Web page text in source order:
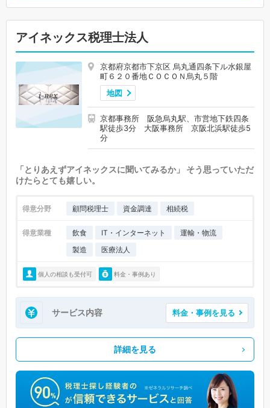
アイネックス税理士法人
京都府京都市下京区 烏丸通四条下ル水銀屋
町６２０番地ＣＯＣＯＮ烏丸５階
地図
京都事務所 阪急烏丸駅、市営地下鉄四条
駅徒歩3分 大阪事務所 京阪北浜駅徒歩5
分
「とりあえずアイネックスに聞いてみるか」 そう思っていただ
けたらとても嬉しい。
得意分野 顧問税理士 資金調達 相続税
得意業種 飲食 IT・インターネット
運輸・物流
製造
医療法人
個人の相談も受付可 料金・事例あり
サービス内容 料金・事例を見る
詳細を見る